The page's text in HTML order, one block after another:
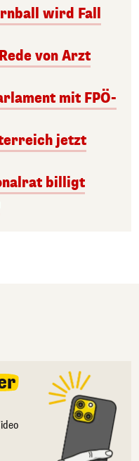
wird Fall
von Arzt
mit FPÖ-
jetzt
billigt